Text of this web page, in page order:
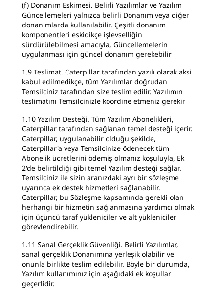
(f) Donanım Eskimesi. Belirli Yazılımlar ve Yazılım
Güncellemeleri yalnızca belirli Donanım veya diğer
donanımlarda kullanılabilir. Çeşitli donanım
komponentleri eskidikçe işlevselliğin
sürdürülebilmesi amacıyla, Güncellemelerin
uygulanması için güncel donanım gerekebilir
1.9 Teslimat. Caterpillar tarafından yazılı olarak aksi
kabul edilmedikçe, tüm Yazılımlar doğrudan
Temsilciniz tarafından size teslim edilir. Yazılımın
teslimatını Temsilcinizle koordine etmeniz gerekir
1.10 Yazılım Desteği. Tüm Yazılım Abonelikleri,
Caterpillar tarafından sağlanan temel desteği içerir.
Caterpillar, uygulanabilir olduğu şekilde,
Caterpillar'a veya Temsilcinize ödenecek tüm
Abonelik ücretlerini ödemiş olmanız koşuluyla, Ek
2'de belirtildiği gibi temel Yazılım desteği sağlar.
Temsilciniz ile sizin aranızdaki ayrı bir sözleşme
uyarınca ek destek hizmetleri sağlanabilir.
Caterpillar, bu Sözleşme kapsamında gerekli olan
herhangi bir hizmetin sağlanmasına yardımcı olmak
için üçüncü taraf yükleniciler ve alt yükleniciler
görevlendirebilir.
1.11 Sanal Gerçeklik Güvenliği. Belirli Yazılımlar,
sanal gerçeklik Donanımına yerleşik olabilir ve
onunla birlikte teslim edilebilir. Böyle bir durumda,
Yazılım kullanımınız için aşağıdaki ek koşullar
geçerlidir.